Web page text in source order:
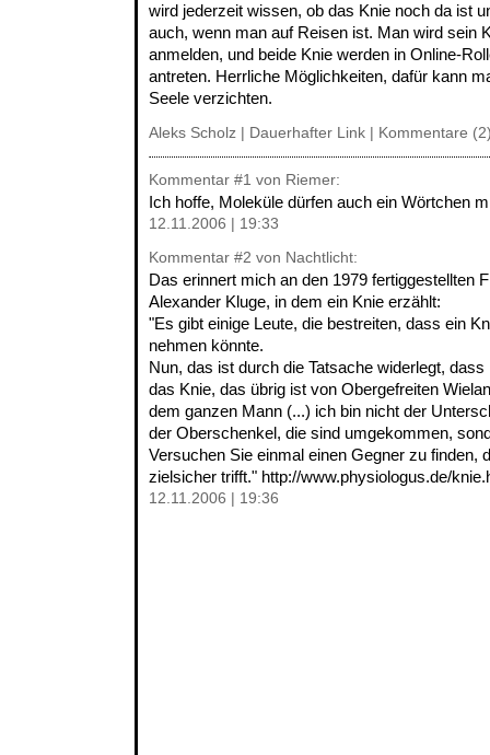
wird jederzeit wissen, ob das Knie noch da ist
auch, wenn man auf Reisen ist. Man wird sein
anmelden, und beide Knie werden in Online-
antreten. Herrliche Möglichkeiten, dafür kann
Seele verzichten.
Aleks Scholz | Dauerhafter Link Kommentare
Kommentar #1 von Riemer:
Ich hoffe, Moleküle dürfen auch ein Wörtchen
12.11.2006 | 19:33
Kommentar #2 von Nachtlicht:
Das erinnert mich an den 1979 fertiggestellten
Alexander Kluge, in dem ein Knie erzählt:
"Es gibt einige Leute, die bestreiten, dass ein
nehmen könnte.
Nun, das ist durch die Tatsache widerlegt,
das Knie, das übrig ist von Obergefreiten
dem ganzen Mann (...) ich bin nicht der
der Oberschenkel, die sind umgekommen,
Versuchen Sie einmal einen Gegner zu finden,
zielsicher trifft." http://www.physiologus.de/
12.11.2006 | 19:36